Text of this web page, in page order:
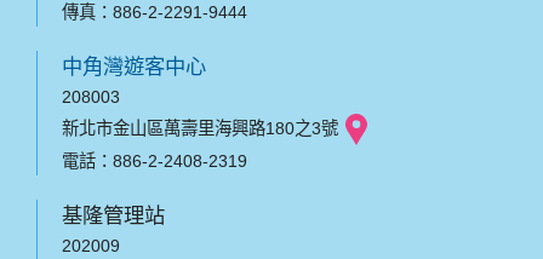
傳真：886-2-2291-9444
中角灣遊客中心
208003
新北市金山區萬壽里海興路180之3號
電話：886-2-2408-2319
基隆管理站
202009